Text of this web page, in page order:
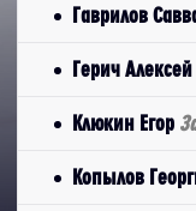
Гаврилов
Герич Алексей
Клюкин Егор
Копылов